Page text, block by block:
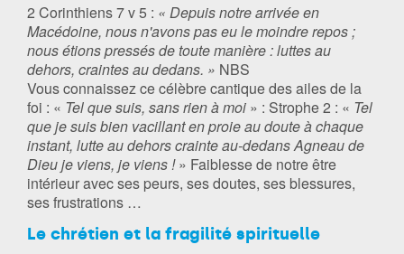
2 Corinthiens 7 v 5 : « Depuis notre arrivée en
Macédoine, nous n'avons pas eu le moindre repos ;
nous étions pressés de toute manière : luttes au
dehors, craintes au dedans. » NBS
Vous connaissez ce célèbre cantique des ailes de la
foi : « Tel que suis, sans rien à moi » : Strophe 2 : « Tel
que je suis bien vacillant en proie au doute à chaque
instant, lutte au dehors crainte au-dedans Agneau de
Dieu je viens, je viens !» Faiblesse de notre être
intérieur avec ses peurs, ses doutes, ses blessures,
ses frustrations …
Le chrétien et la fragilité spirituelle